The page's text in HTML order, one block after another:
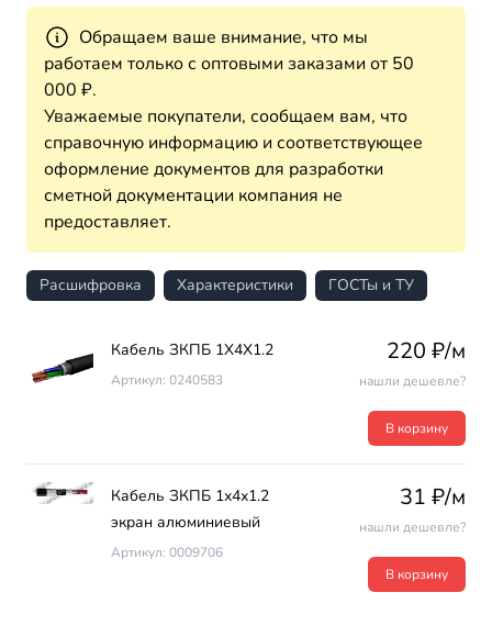
Обращаем ваше внимание, что мы
работаем только с оптовыми заказами от 50
000 ₽.
Уважаемые покупатели, сообщаем вам, что
справочную информацию и соответствующее
оформление документов для разработки
сметной документации компания не
предоставляет.
Расшифровка Характеристики ГОСТы и ТУ
Кабель ЗКПБ 1Х4Х1.2
Артикул: 0240583
220 ₽/м
нашли дешевле?
В корзину
Кабель ЗКПБ 1х4х1.2
экран алюминиевый
Артикул: 0009706
31 ₽/м
нашли дешевле?
В корзину